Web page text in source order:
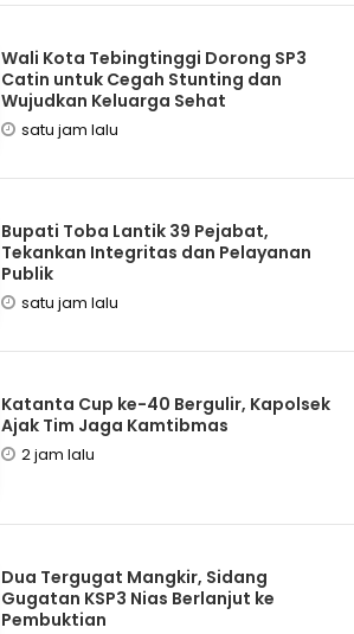
Wali Kota Tebingtinggi Dorong SP3
Catin untuk Cegah Stunting dan
Wujudkan Keluarga Sehat
satu jam lalu
Bupati Toba Lantik 39 Pejabat,
Tekankan Integritas dan Pelayanan
Publik
satu jam lalu
Katanta Cup ke-40 Bergulir, Kapolsek
Ajak Tim Jaga Kamtibmas
2 jam lalu
Dua Tergugat Mangkir, Sidang
Gugatan KSP3 Nias Berlanjut ke
Pembuktian